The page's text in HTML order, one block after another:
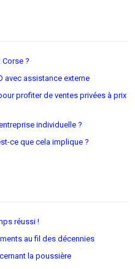
Corse ?
avec assistance externe
profiter de ventes privées à prix
individuelle ?
ce que cela implique ?
réussi !
au fil des décennies
la poussière